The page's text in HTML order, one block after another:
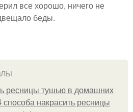
все хорошо, ничего не
беды.
ресницы тушью в домашних
способа накрасить ресницы